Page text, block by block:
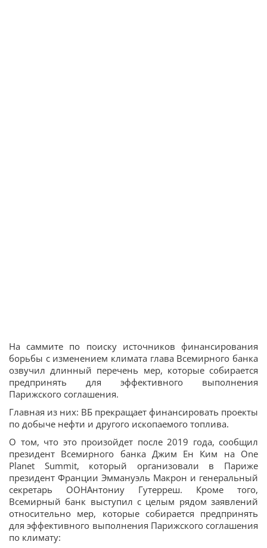
На саммите по поиску источников финансирования
борьбы с изменением климата глава Всемирного банка
озвучил длинный перечень мер, которые собирается
предпринять для эффективного выполнения
Парижского соглашения.
Главная из них: ВБ прекращает финансировать проекты
по добыче нефти и другого ископаемого топлива.
О том, что это произойдет после 2019 года, сообщил
президент Всемирного банка Джим Ен Ким на One
Planet Summit, который организовали в Париже
президент Франции Эммануэль Макрон и генеральный
секретарь ООНАнтониу Гутерреш. Кроме того,
Всемирный банк выступил с целым рядом заявлений
относительно мер, которые собирается предпринять
для эффективного выполнения Парижского соглашения
по климату: